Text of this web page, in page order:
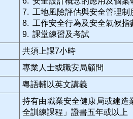
7. 工地風險評估與安全管理制
8. 工作安全行為及安全氣候指
9. 課堂練習及考試
共須上課7小時
專業人士或職安局顧問
粵語輔以英文講義
持有由職業安全健康局或建
全訓練課程」證書五年或以上